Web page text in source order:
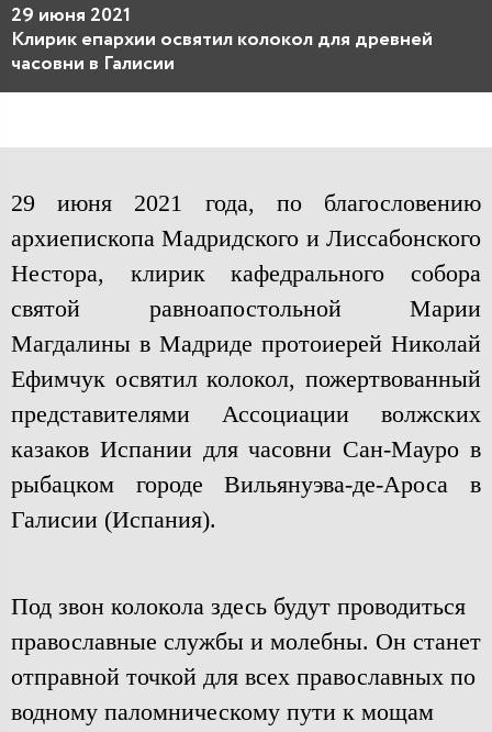
29 июня 2021
Клирик епархии освятил колокол для древней
часовни в Галисии
29 июня 2021 года, по благословению
архиепископа Мадридского и Лиссабонского
Нестора, клирик кафедрального собора
святой равноапостольной Марии
Магдалины в Мадриде протоиерей Николай
Ефимчук освятил колокол, пожертвованный
представителями Ассоциации волжских
казаков Испании для часовни Сан-Мауро в
рыбацком городе Вильянуэва-де-Ароса в
Галисии (Испания).
Под звон колокола здесь будут проводиться
православные службы и молебны. Он станет
отправной точкой для всех православных по
водному паломническому пути к мощам